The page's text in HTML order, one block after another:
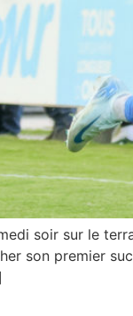
soir sur le
son premier